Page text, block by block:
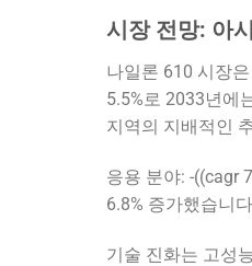
시장 전망: 아
나일론 610 시장
5.5%로 2033년에
지역의 지배적인
응용 분야: -((cagr
6.8% 증가했습니
기술 진화는 고성